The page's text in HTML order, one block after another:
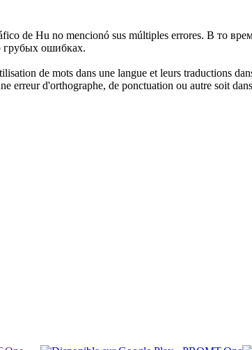
de Hu no mencionó sus múltiples errores. В то
грубых ошибках.
de mots dans une langue et leurs traductions
erreur d'orthographe, de ponctuation ou autre soit